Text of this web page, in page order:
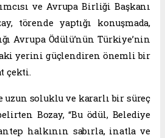
ve Avrupa Birliği Başkanı
törende yaptığı konuşmada,
Avrupa Ödülü’nün Türkiye’nin
yerini güçlendiren önemli bir
çekti.
uzun soluklu ve kararlı bir süreç
Bozay, “Bu ödül, Belediye
halkının sabırla, inatla ve